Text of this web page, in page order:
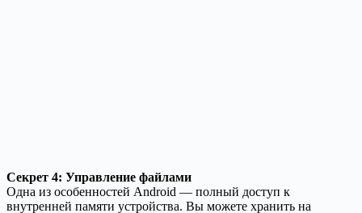
Секрет 4: Управление файлами
Одна из особенностей Android — полный доступ к
внутренней памяти устройства. Вы можете хранить на